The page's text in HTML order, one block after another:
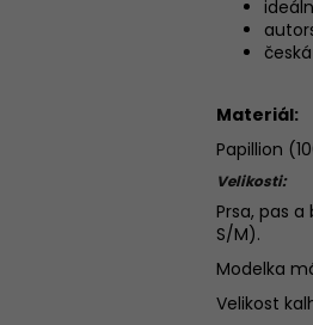
Materiál:
Papillion
Velikosti:
Prsa, pas
S/M).
Modelka
Velikost